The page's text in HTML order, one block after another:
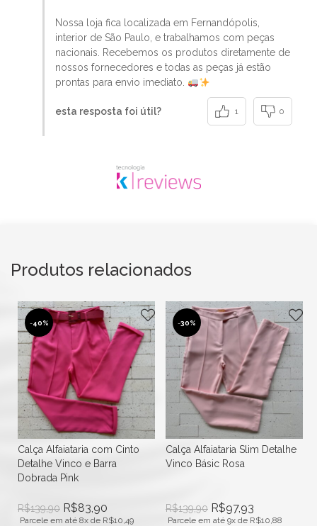
Nossa loja fica localizada em Fernandópolis,
interior de São Paulo, e trabalhamos com peças
nacionais. Recebemos os produtos diretamente de
nossos fornecedores e todas as peças já estão
prontas para envio imediato.
esta resposta foi útil? 1 0
Produtos relacionados
-40%
Calça Alfaiataria com Cinto
Detalhe Vinco e Barra
Dobrada Pink
R$139,90 R$83,90
Parcele em até 8x de R$10,49
-30%
Calça Alfaiataria Slim Detalhe
Vinco Básic Rosa
R$139,90 R$97,93
Parcele em até 9x de R$10,88